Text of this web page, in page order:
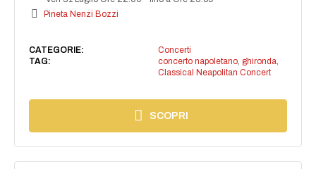
Pineta Nenzi Bozzi
CATEGORIE:
Concerti
TAG:
concerto napoletano, ghironda
Classical Neapolitan Concert
SCOPRI